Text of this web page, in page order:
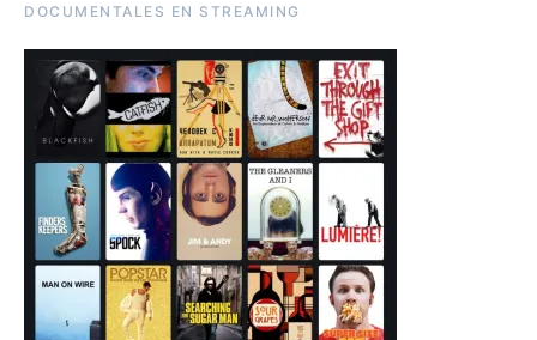
DOCUMENTALES EN STREAMING